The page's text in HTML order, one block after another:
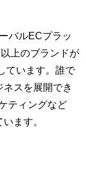
バルECプラッ
上のブランドが
ています。誰で
スを展開でき
ティングなど
ます。